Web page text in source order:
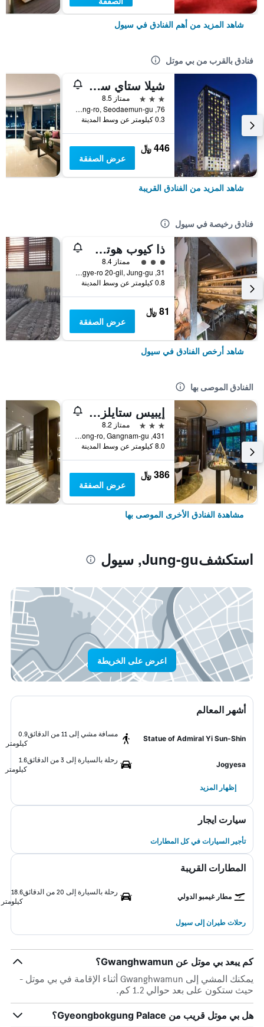
شاهد المزيد من أهم الفنادق في سيول
فنادق بالقرب من بي موتل
شيلا ستاي سيوديمون سيول ستيشن
3 نجوم
ممتاز 8.5
76, Chungjeong-ro, Seodaemun-gu, سيول, كوريا الجنوبية
0.3 كيلومتر عن وسط المدينة
446 ﷼
عرض الصفقة
شاهد المزيد من الفنادق القريبة
فنادق رخيصة في سيول
ذا كيوب هوتل - دار ضيافة
تقييم فئة 3ممتاز 8.4
31, Toegye-ro 20-gil, Jung-gu, سيول, كوريا الجنوبية
0.8 كيلومتر عن وسط المدينة
81 ﷼
عرض الصفقة
شاهد أرخص الفنادق في سيول
الفنادق الموصى بها
إيبيس ستايلز أمباسادور سيول غانغنام
3 نجوم
ممتاز 8.2
431, Samseong-ro, Gangnam-gu, سيول, كوريا الجنوبية
8.0 كيلومتر عن وسط المدينة
386 ﷼
عرض الصفقة
مشاهدة الفنادق الأخرى الموصى بها
استكشفJung-gu, سيول
اعرض على الخريطة
أشهر المعالم
Statue of Admiral Yi Sun-Shin
مسافة مشي إلى 11 من الدقائق
0.9
كيلومتر
Jogyesa
رحلة بالسيارة إلى 3 من الدقائق
1.6
كيلومتر
إظهار المزيد
سيارت ايجار
تأجير السيارات في كل المطارات
المطارات القريبة
مطار غيمبو الدولي
رحلة بالسيارة إلى 20 من الدقائق
18.6
كيلومتر
رحلات طيران إلى سيول
كم يبعد بي موتل عن Gwanghwamun؟
يمكنك المشي إلى Gwanghwamun أثناء الإقامة في بي موتل -
حيث ستكون على بعد حوالي 1.2 كم.
هل بي موتل قريب من Gyeongbokgung Palace؟